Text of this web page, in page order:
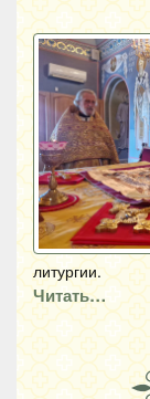
литургии.
Читать…